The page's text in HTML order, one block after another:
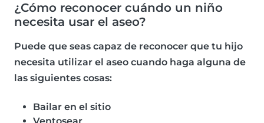
¿Cómo reconocer cuándo un niño
necesita usar el aseo?
Puede que seas capaz de reconocer que tu hijo
necesita utilizar el aseo cuando haga alguna de
las siguientes cosas:
Bailar en el sitio